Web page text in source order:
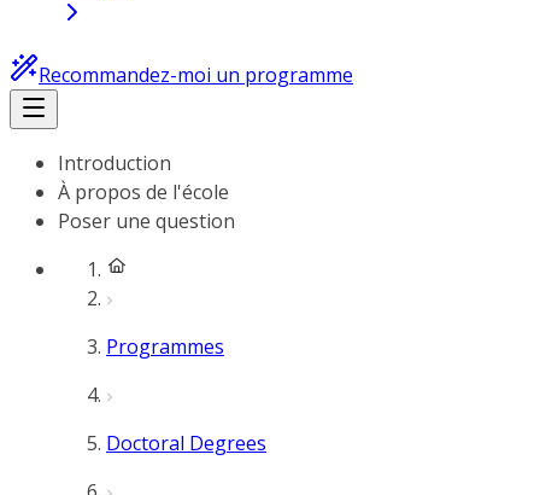
Recommandez-moi un programme
Introduction
À propos de l'école
Poser une question
Programmes
Doctoral Degrees